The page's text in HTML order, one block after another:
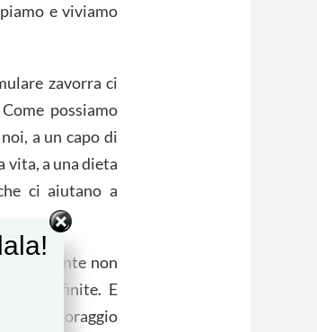
e viviamo
zavorra ci
possiamo
a un capo di
vita, a una dieta
ci aiutano a
importante non
sono infinite. E
Coraggio